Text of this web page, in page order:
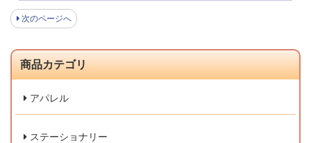
次のページへ
商品カテゴリ
アパレル
ステーショナリー